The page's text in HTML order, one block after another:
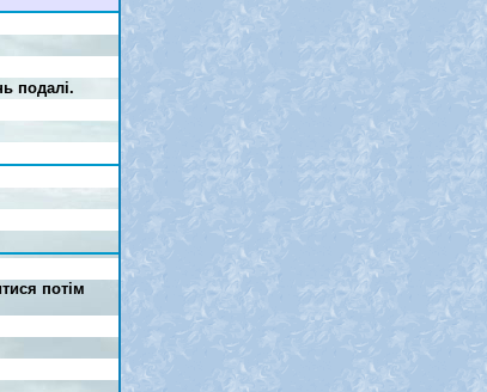
подалі.
потім